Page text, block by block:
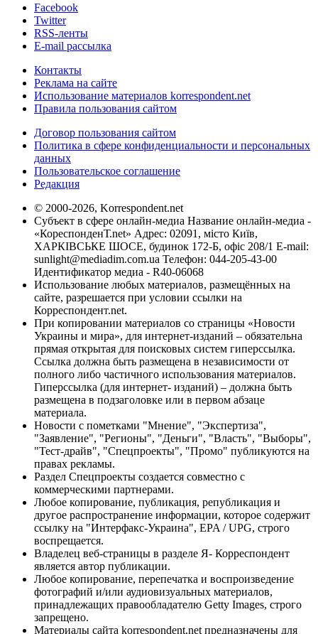
Facebook
Twitter
RSS-ленты
E-mail рассылка
Контакты
Реклама на сайте
Использование материалов korrespondent.net
Правила пользования сайтом
Договор пользования сайтом
Политика в сфере конфиденциальности и персональных
данных
Пользовательское соглашение
Редакция
© 2000-2026, Korrespondent.net
Субъект в сфере онлайн-медиа Название онлайн-медиа -
«КореспонденТ.net» Адрес: 02091, місто Київ,
ХАРКІВСЬКЕ ШОСЕ, будинок 172-Б, офіс 208/1 E-mail:
sunlight@mediadim.com.ua Телефон: 044-205-43-00
Идентификатор медиа - R40-06068
Использование любых материалов, размещённых на
сайте, разрешается при условии ссылки на
Корреспондент.net.
При копировании материалов со страницы «Новости
Украины и мира», для интернет-изданий – обязательна
прямая открытая для поисковых систем гиперссылка.
Ссылка должна быть размещена в независимости от
полного либо частичного использования материалов.
Гиперссылка (для интернет- изданий) – должна быть
размещена в подзаголовке или в первом абзаце
материала.
Новости с пометками "Мнение", "Экспертиза",
"Заявление", "Регионы", "Деньги", "Власть", "Выборы",
"Тест-драйв", "Спецпроекты", "Промо" публикуются на
правах рекламы.
Раздел Спецпроекты создается совместно с
коммерческими партнерами.
Любое копирование, публикация, републикация и
другое распространение информации, которое содержит
ссылку на "Интерфакс-Украина", EPA / UPG, строго
воспрещается.
Владелец веб-страницы в разделе Я- Корреспондент
является автор публикации.
Любое копирование, перепечатка и воспроизведение
фотографий и/или аудиовизуальных материалов,
принадлежащих правообладателю Getty Images, строго
запрещено.
Материалы сайта korrespondent.net предназначены для